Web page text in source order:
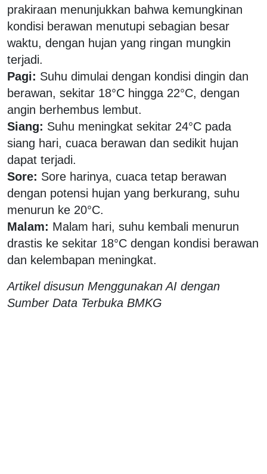
prakiraan menunjukkan bahwa kemungkinan
kondisi berawan menutupi sebagian besar
waktu, dengan hujan yang ringan mungkin
terjadi.
Pagi: Suhu dimulai dengan kondisi dingin dan
berawan, sekitar 18°C hingga 22°C, dengan
angin berhembus lembut.
Siang: Suhu meningkat sekitar 24°C pada
siang hari, cuaca berawan dan sedikit hujan
dapat terjadi.
Sore: Sore harinya, cuaca tetap berawan
dengan potensi hujan yang berkurang, suhu
menurun ke 20°C.
Malam: Malam hari, suhu kembali menurun
drastis ke sekitar 18°C dengan kondisi berawan
dan kelembapan meningkat.
Artikel disusun Menggunakan AI dengan
Sumber Data Terbuka BMKG